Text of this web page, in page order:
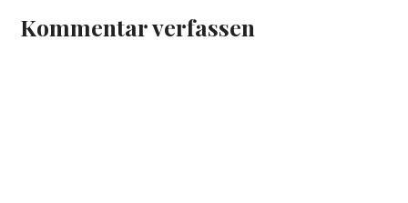
Kommentar verfassen